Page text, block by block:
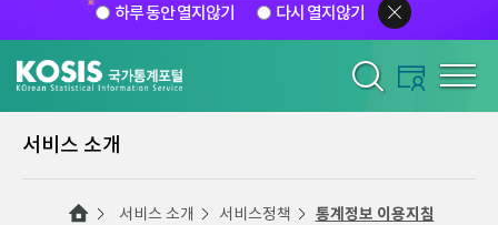
하루 동안 열지않기 다시 열지않기
서비스 소개
서비스 소개 서비스정책 통계정보 이용지침